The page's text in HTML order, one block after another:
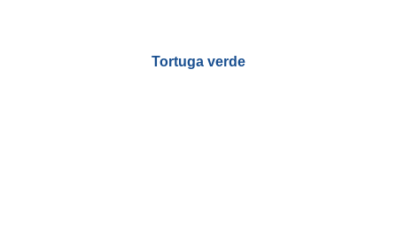
Tortuga verde